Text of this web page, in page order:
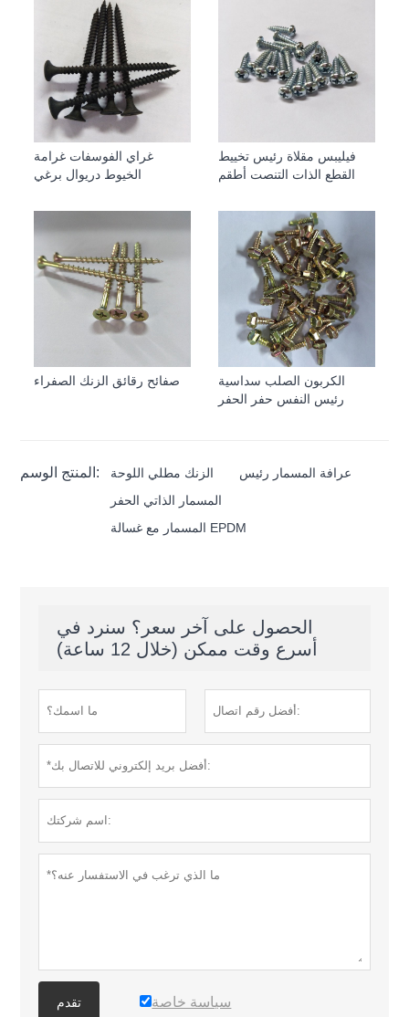
غراي الفوسفات غرامة
الخيوط دريوال برغي
فيليبس مقلاة رئيس تخييط
القطع الذات التنصت أطقم
صفائح رقائق الزنك الصفراء
الكربون الصلب سداسية
رئيس النفس حفر الحفر
المنتج الوسم: الزنك مطلي اللوحة
عرافة المسمار رئيس
المسمار الذاتي الحفر
المسمار مع غسالة EPDM
الحصول على آخر سعر؟ سنرد في
أسرع وقت ممكن (خلال 12 ساعة)
تقدم سياسة خاصة